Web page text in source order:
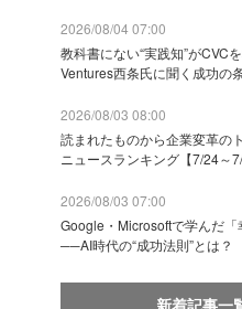
2026/08/04 07:00
教科書にない“実践知”がCVC
Ventures西条氏に聞く成功の
2026/08/03 08:00
読まれたものから企業変革の
ニュースランキング【7/24～7/
2026/08/03 07:00
Google・Microsoftで学んだ
──AI時代の“成功法則”とは？
新着記事一